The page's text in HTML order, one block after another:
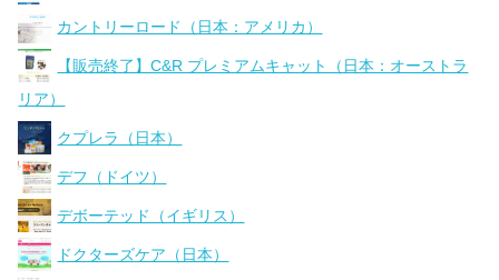
カントリーロード（日本：アメリカ）
【販売終了】C&R プレミアムキャット（日本：オーストラ
リア）
クプレラ（日本）
デフ（ドイツ）
デボーテッド（イギリス）
ドクターズケア（日本）